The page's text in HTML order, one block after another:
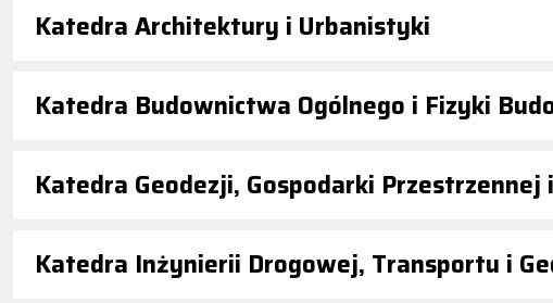
Katedra Architektury i Urbanistyki
Katedra Budownictwa Ogólnego i Fizyki
Katedra Geodezji, Gospodarki Przestrzennej
Katedra Inżynierii Drogowej, Transportu i